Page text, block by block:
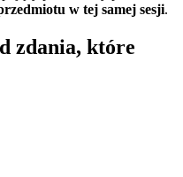
w tej samej sesji.
zdania, które